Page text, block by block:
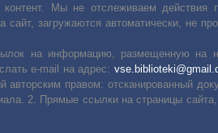
Мы не отслеживаем действия
загружаются автоматически, не
на информацию, размещенную на
е-mail на адрес:
правом: отсканированный
2. Прямые ссылки на страницы